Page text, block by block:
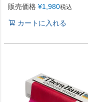
販売価格 ¥1,980税込
カートに入れる